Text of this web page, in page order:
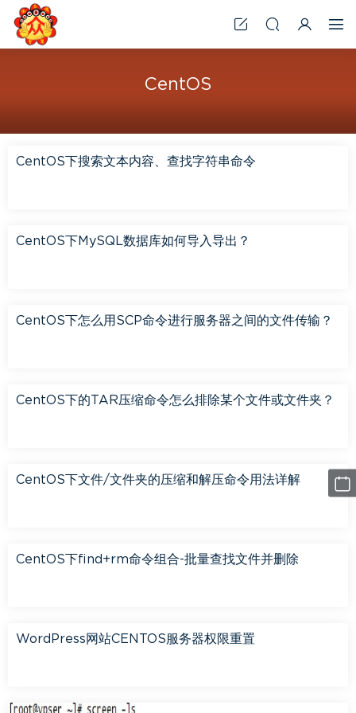
CentOS
CentOS下搜索文本内容、查找字符串命令
CentOS下MySQL数据库如何导入导出？
CentOS下怎么用SCP命令进行服务器之间的文件传输？
CentOS下的TAR压缩命令怎么排除某个文件或文件夹？
CentOS下文件/文件夹的压缩和解压命令用法详解
CentOS下find+rm命令组合-批量查找文件并删除
WordPress网站CENTOS服务器权限重置